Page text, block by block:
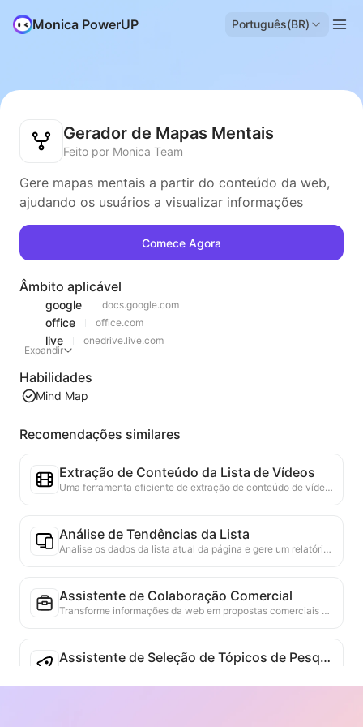
Monica PowerUP Português(BR)
Gerador de Mapas Mentais
Feito por Monica Team
Gere mapas mentais a partir do conteúdo da web,
ajudando os usuários a visualizar informações
Comece Agora
Âmbito aplicável
google docs.google.com
office office.com
live
onedrive.live.com
Expandir
Habilidades
Mind Map
Recomendações similares
Extração de Conteúdo da Lista de Vídeos
Uma ferramenta eficiente de extração de conteúdo de vídeo da web, capaz de escanear rapidamente páginas da web e organizar as informações de vídeo em uma tabela Markdown estruturada.
Análise de Tendências da Lista
Analise os dados da lista atual da página e gere um relatório de tendências. Identifique categorias populares, tipos de produtos em rápida ascensão e tecnologias emergentes. Forneça insights de mercado em tempo real para ajudá-lo a entender as últimas tendências de produtos e movimentos do mercado.
Assistente de Colaboração Comercial
Transforme informações da web em propostas comerciais personalizadas, mensagens privadas de colaboração, fornecendo modelos prontos e guias de acompanhamento, simplificando o processo de colaboração.
Assistente de Seleção de Tópicos de Pesquisa